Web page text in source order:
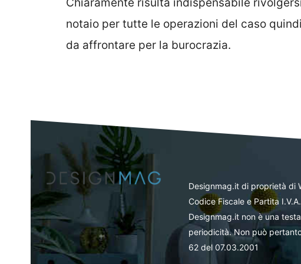
notaio per tutte le operazioni del caso
da affrontare per la burocrazia.
Designmag.it di proprietà di
Codice Fiscale e Partita
Designmag.it non è una
periodicità. Non può
62 del 07.03.2001